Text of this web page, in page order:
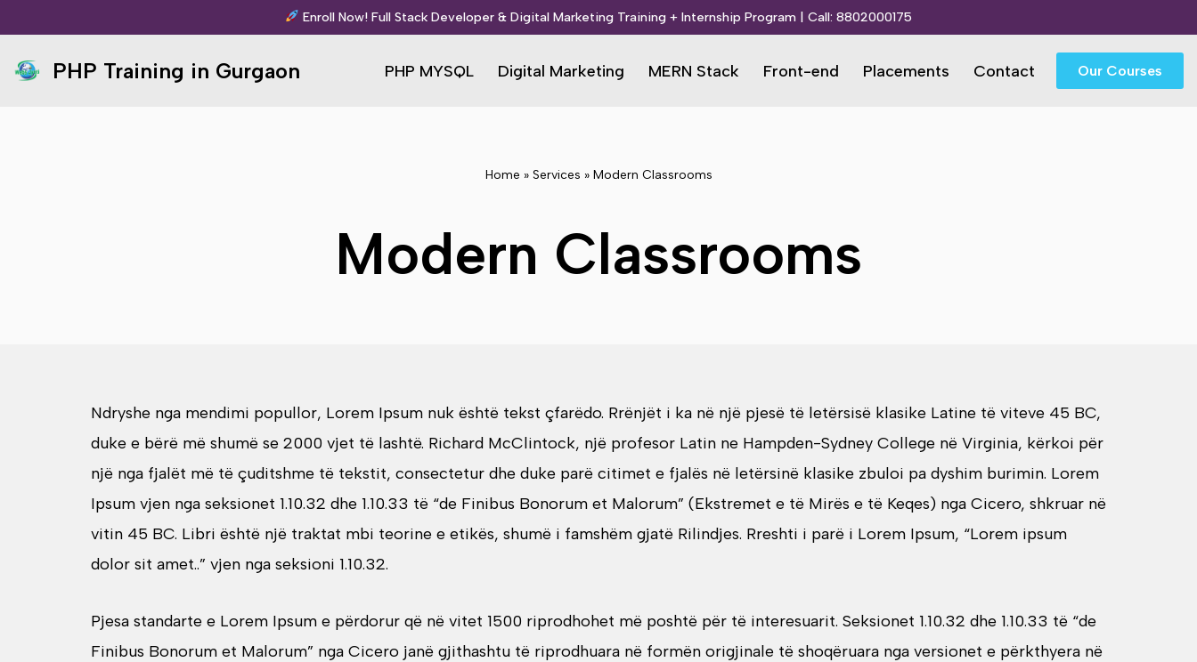
to
Enroll Now! Full Stack Developer & Digital Marketing Training + Internship Program | Call:8802000175
PHP Training in Gurgaon PHP MYSQL Digital Marketing MERN Stack Front-end Placements Contact Our Courses
Home » Services » Modern Classrooms
Modern Classrooms
Ndryshe nga mendimi popullor, Lorem Ipsum nuk është tekst çfarëdo. Rrënjët i ka në një pjesë të letërsisë klasike Latine të viteve 45 BC,
duke e bërë më shumë se 2000 vjet të lashtë. Richard McClintock, një profesor Latin ne Hampden-Sydney College në Virginia, kërkoi për
një nga fjalët më të çuditshme të tekstit, consectetur dhe duke parë citimet e fjalës në letërsinë klasike zbuloi pa dyshim burimin. Lorem
Ipsum vjen nga seksionet 1.10.32 dhe 1.10.33 të “de Finibus Bonorum et Malorum” (Ekstremet e të Mirës e të Keqes) nga Cicero, shkruar në
vitin 45 BC. Libri është një traktat mbi teorine e etikës, shumë i famshëm gjatë Rilindjes. Rreshti i parë i Lorem Ipsum, “Lorem ipsum
dolor sit amet..” vjen nga seksioni 1.10.32.
Pjesa standarte e Lorem Ipsum e përdorur që në vitet 1500 riprodhohet më poshtë për të interesuarit. Seksionet 1.10.32 dhe 1.10.33 të “de
Finibus Bonorum et Malorum” nga Cicero janë gjithashtu të riprodhuara në formën origjinale të shoqëruara nga versionet e përkthyera në